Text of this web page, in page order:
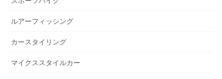
ルアーフィッシング
カースタイリング
マイクススタイルカー